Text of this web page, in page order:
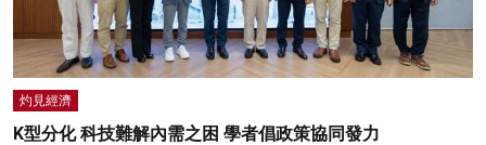
灼見經濟
K型分化 科技難解內需之困 學者倡政策協同發力